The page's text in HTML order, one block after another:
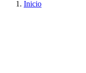
Inicio